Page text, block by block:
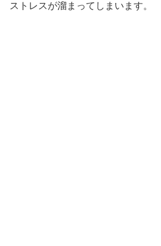
ストレスが溜まってしまいます。